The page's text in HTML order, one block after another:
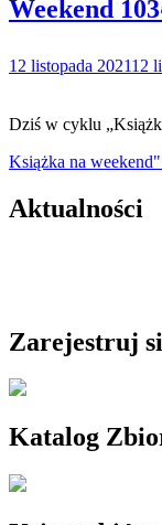
Weekend
12 listopada 202112
Dziś w cyklu
Książka na weekend
Aktualności
Zarejestruj
Katalog